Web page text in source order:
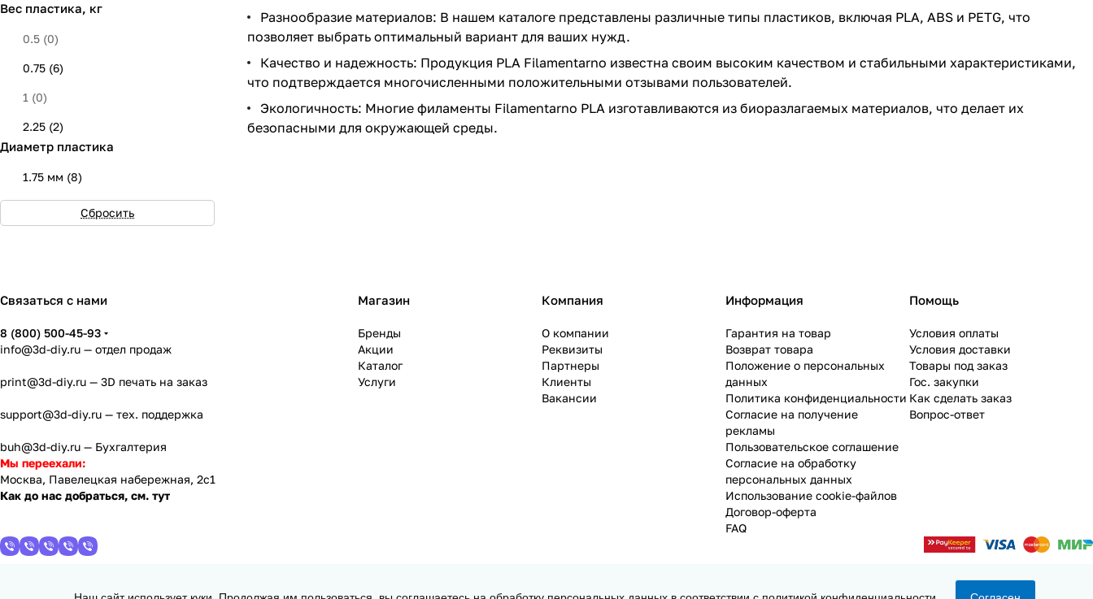
Разнообразие материалов: В нашем каталоге представлены различные типы пластиков, включая PLA, ABS и PETG, что
позволяет выбрать оптимальный вариант для ваших нужд.
Качество и надежность: Продукция PLA Filamentarno известна своим высоким качеством и стабильными характеристиками,
что подтверждается многочисленными положительными отзывами пользователей.
Экологичность: Многие филаменты Filamentarno PLA изготавливаются из биоразлагаемых материалов, что делает их
безопасными для окружающей среды.
Серебристый
Салатовый
Розовый
Натуральный
Голубой
Изумрудный(0)
Бирюзовый(0)
Бордовый(0)
Бронзовый
Мультиколор(0)
Малиновый(0)
Красный-Золотой-Фиолетовый
(0)
Вес пластика, кг
0.5 (0)
0.75 (6)
1 (0)
2.25 (2)
Диаметр пластика
1.75 мм (8)
Сбросить
Связаться с нами
8 (800) 500-45-93
info@3d-diy.ru — отдел продаж
print@3d-diy.ru — 3D печать на заказ
support@3d-diy.ru — тех. поддержка
buh@3d-diy.ru — Бухгалтерия
Мы переехали:
Москва, Павелецкая набережная, 2с1
Как до нас добраться, см. тут
Магазин
Бренды
Акции
Каталог
Услуги
Компания
О компании
Реквизиты
Партнеры
Клиенты
Вакансии
Информация
Гарантия на товар
Возврат товара
Положение о персональных
данных
Политика конфиденциальности
Согласие на получение
рекламы
Пользовательское соглашение
Согласие на обработку
персональных данных
Использование cookie-файлов
Договор-оферта
FAQ
Помощь
Условия оплаты
Условия доставки
Товары под заказ
Гос. закупки
Как сделать заказ
Вопрос-ответ